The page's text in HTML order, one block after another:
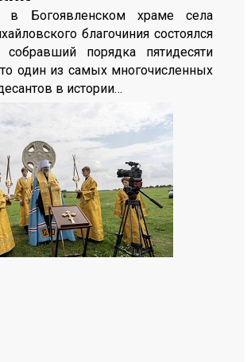
в Богоявленском храме села
благочиния состоялся
собравший порядка пятидесяти
один из самых многочисленных
в истории…